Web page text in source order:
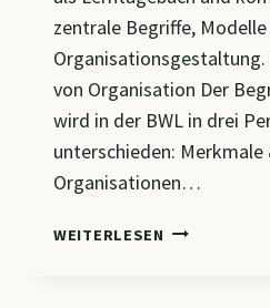
zentrale Begriffe,
von Organisation Der
wird in der BWL in drei
unterschieden: Merkmale
Organisationen…
WEITERLESEN CM4